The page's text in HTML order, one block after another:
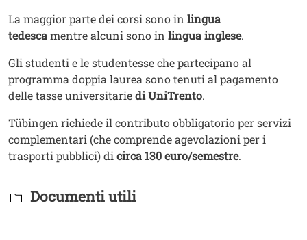
La maggior parte dei corsi sono in lingua
tedescamentre alcuni sono in lingua inglese.
Gli studenti e le studentesse che partecipano al
programma doppia laurea sono tenuti al pagamento
delle tasse universitariedi UniTrento.
Tübingen richiede il contributo obbligatorio per servizi
complementari (che comprende agevolazioni per i
trasporti pubblici) di circa 130 euro/semestre.
Titolo Documenti in cartella
Documenti utili